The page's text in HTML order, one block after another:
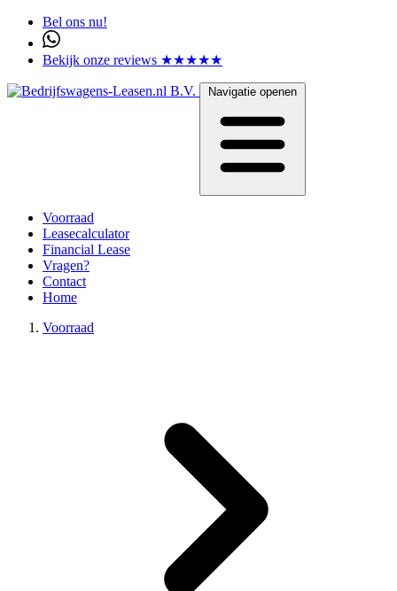
Bel ons nu!
Bekijk onze reviews ★★★★★
Navigatie openen
Voorraad
Leasecalculator
Financial Lease
Vragen?
Contact
Home
Voorraad